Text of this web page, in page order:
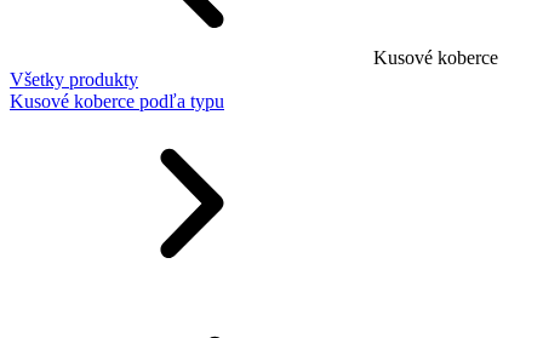
Kusové koberce
Všetky produkty
Kusové koberce podľa typu